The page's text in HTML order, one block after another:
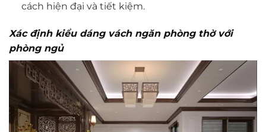
cách hiện đại và tiết kiệm.
Xác định kiểu dáng vách ngăn phòng thờ với
phòng ngủ